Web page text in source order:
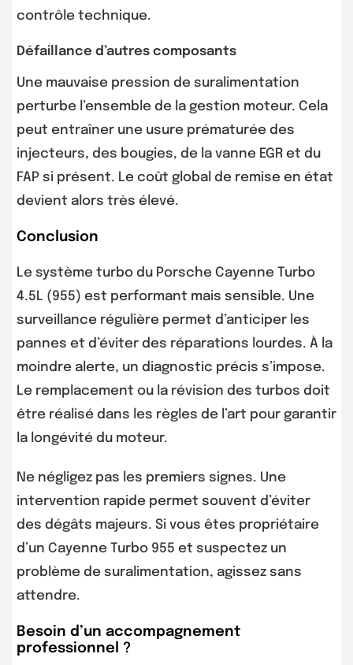
contrôle technique.
Défaillance d’autres composants
Une mauvaise pression de suralimentation
perturbe l’ensemble de la gestion moteur. Cela
peut entraîner une usure prématurée des
injecteurs, des bougies, de la vanne EGR et du
FAP si présent. Le coût global de remise en état
devient alors très élevé.
Conclusion
Le système turbo du Porsche Cayenne Turbo
4.5L (955) est performant mais sensible. Une
surveillance régulière permet d’anticiper les
pannes et d’éviter des réparations lourdes. À la
moindre alerte, un diagnostic précis s’impose.
Le remplacement ou la révision des turbos doit
être réalisé dans les règles de l’art pour garantir
la longévité du moteur.
Ne négligez pas les premiers signes. Une
intervention rapide permet souvent d’éviter
des dégâts majeurs. Si vous êtes propriétaire
d’un Cayenne Turbo 955 et suspectez un
problème de suralimentation, agissez sans
attendre.
Besoin d’un accompagnement
professionnel ?